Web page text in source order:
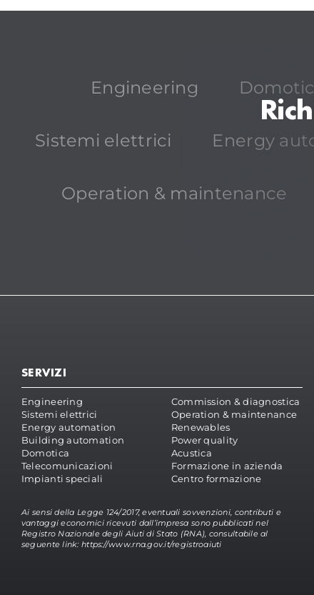
Engineering
Sistemi elettrici Energy
Operation & maintenance
SERVIZI
Engineering
Sistemi elettrici
Energy automation
Building automation
Domotica
Telecomunicazioni
Impianti speciali
Commission & diagnostica
Operation & maintenance
Renewables
Power quality
Acustica
Formazione in azienda
Centro formazione
Ai sensi della Legge 124/2017, eventuali sovvenzioni, contributi e
vantaggi economici ricevuti dall’impresa sono pubblicati nel
Registro Nazionale degli Aiuti di Stato (RNA), consultabile al
seguente link:https://www.rna.gov.it/registroaiuti